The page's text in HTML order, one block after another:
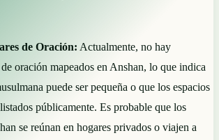
de Oración: Actualmente, no hay
oración mapeados en Anshan, lo que indica
puede ser pequeña o que los espacios
públicamente. Es probable que los
se reúnan en hogares privados o viajen a